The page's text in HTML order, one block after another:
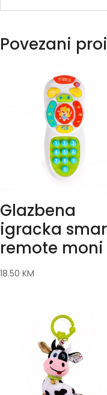
Povezani
Glazbena
igracka
remote moni
18.50 KM